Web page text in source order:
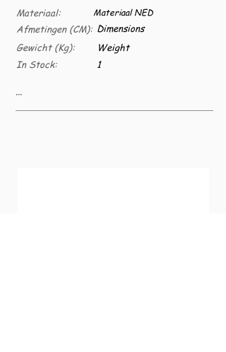
Materiaal:
Afmetingen (CM):
Gewicht (Kg):
In Stock:
Materiaal NED
Dimensions
Weight
1
...